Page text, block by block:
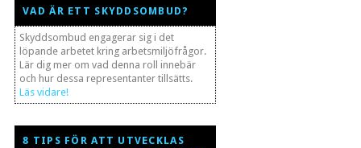
VAD ÄR ETT SKYDDSOMBUD?
Skyddsombud engagerar sig i det
löpande arbetet kring arbetsmiljöfrågor.
Lär dig mer om vad denna roll innebär
och hur dessa representanter tillsätts.
Läs vidare!
8 TIPS FÖR ATT UTVECKLAS